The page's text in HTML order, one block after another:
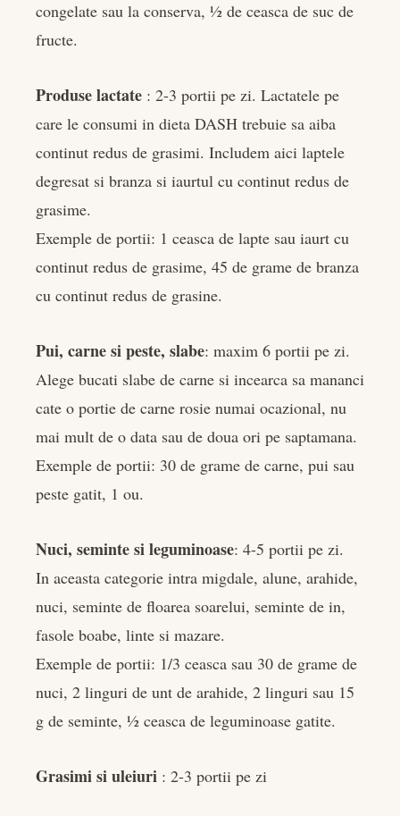
congelate sau la conserva, ½ de ceasca de suc de
fructe.
Produse lactate : 2-3 portii pe zi. Lactatele pe
care le consumi in dieta DASH trebuie sa aiba
continut redus de grasimi. Includem aici laptele
degresat si branza si iaurtul cu continut redus de
grasime.
Exemple de portii: 1 ceasca de lapte sau iaurt cu
continut redus de grasime, 45 de grame de branza
cu continut redus de grasine.
Pui, carne si peste, slabe: maxim 6 portii pe zi.
Alege bucati slabe de carne si incearca sa mananci
cate o portie de carne rosie numai ocazional, nu
mai mult de o data sau de doua ori pe saptamana.
Exemple de portii: 30 de grame de carne, pui sau
peste gatit, 1 ou.
Nuci, seminte si leguminoase: 4-5 portii pe zi.
In aceasta categorie intra migdale, alune, arahide,
nuci, seminte de floarea soarelui, seminte de in,
fasole boabe, linte si mazare.
Exemple de portii: 1/3 ceasca sau 30 de grame de
nuci, 2 linguri de unt de arahide, 2 linguri sau 15
g de seminte, ½ ceasca de leguminoase gatite.
Grasimi si uleiuri : 2-3 portii pe zi